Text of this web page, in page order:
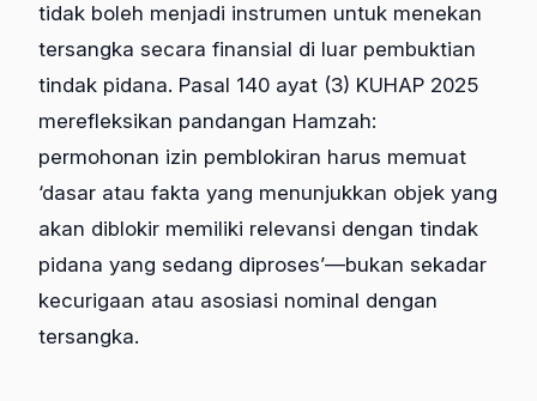
tidak boleh menjadi instrumen untuk menekan
tersangka secara finansial di luar pembuktian
tindak pidana. Pasal 140 ayat (3) KUHAP 2025
merefleksikan pandangan Hamzah:
permohonan izin pemblokiran harus memuat
‘dasar atau fakta yang menunjukkan objek yang
akan diblokir memiliki relevansi dengan tindak
pidana yang sedang diproses’—bukan sekadar
kecurigaan atau asosiasi nominal dengan
tersangka.